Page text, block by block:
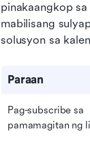
pinakaangkop
mabilisang
solusyon sa
Paraan
Pag-subscribe sa
pamamagitan ng